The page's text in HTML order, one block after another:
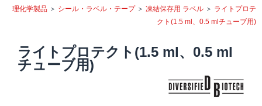
理化学製品 ＞ シール・ラベル・テープ＞ 凍結保存用 ラベル ＞ ライトプロテ
クト(1.5 ml、0.5 mlチューブ用)
ライトプロテクト(1.5 ml、0.5 ml
チューブ用)